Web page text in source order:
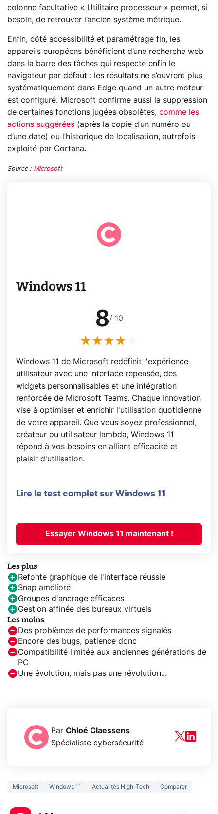
colonne facultative « Utilitaire processeur » permet, si
besoin, de retrouver l’ancien système métrique.
Enfin, côté accessibilité et paramétrage fin, les
appareils européens bénéficient d’une recherche web
dans la barre des tâches qui respecte enfin le
navigateur par défaut : les résultats ne s’ouvrent plus
systématiquement dans Edge quand un autre moteur
est configuré. Microsoft confirme aussi la suppression
de certaines fonctions jugées obsolètes, comme les
actions suggérées (après la copie d’un numéro ou
d’une date) ou l’historique de localisation, autrefois
exploité par Cortana.
Source : Microsoft
Windows 11
8/ 10
Windows 11 de Microsoft redéfinit l'expérience
utilisateur avec une interface repensée, des
widgets personnalisables et une intégration
renforcée de Microsoft Teams. Chaque innovation
vise à optimiser et enrichir l'utilisation quotidienne
de votre appareil. Que vous soyez professionnel,
créateur ou utilisateur lambda, Windows 11
répond à vos besoins en alliant efficacité et
plaisir d'utilisation.
Lire le test complet sur Windows 11
Essayer Windows 11 maintenant !
Les plus
Refonte graphique de l'interface réussie
Snap amélioré
Groupes d'ancrage efficaces
Gestion affinée des bureaux virtuels
Les moins
Des problèmes de performances signalés
Encore des bugs, patience donc
Compatibilité limitée aux anciennes générations de
PC
Une évolution, mais pas une révolution...
Par Chloé Claessens
Spécialiste cybersécurité
Microsoft Windows 11 Actualités High-Tech Comparer
jeux dans la
Ce que vous